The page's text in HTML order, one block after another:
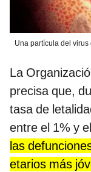
Una partícula del
La
precisa que,
tasa de
entre el 1% y
las
etarios más